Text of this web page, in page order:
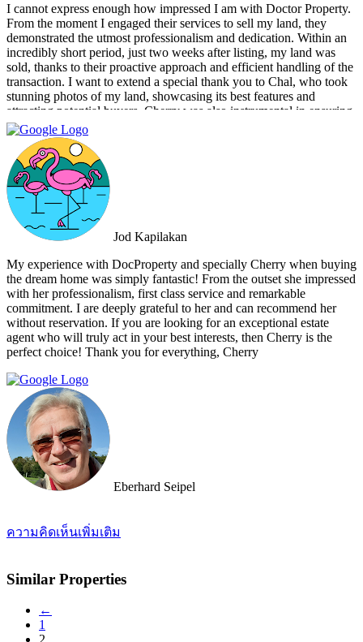
I cannot express enough how impressed I am with Doctor Property.
From the moment I engaged their services to sell my land, they
demonstrated the utmost professionalism and dedication. Within an
incredibly short period, just two weeks after listing, my land was
sold, thanks to their proactive approach and efficient handling of the
transaction. I want to extend a special thank you to Chal, who took
stunning photos of my land, showcasing its best features and
attracting potential buyers. Cherry was also instrumental in ensuring
that the deal went through smoothly, providing invaluable support
and guidance every step of the way. What sets Doctor Property Real
Estate apart is their commitment to honesty and transparency.
Throughout the entire process, I felt well-informed and confident in
their abilities. Their team's attention to detail and personalized
approach made the selling experience stress-free and enjoyable. I
highly recommend Doctor Property Real Estate to anyone looking
for a real estate agency that goes above and beyond to deliver
outstanding results. Their professionalism, expertise, and exceptional
service make them the perfect choice for all your real estate needs.
Jod Kapilakan
My experience with DocProperty and specially Cherry when buying
the dream home was simply fantastic! From the outset she impressed
with her professionalism, first class service and remarkable
commitment. I are deeply grateful to her and can recommend her
without reservation. If you are looking for an exceptional estate
agent who will truly act in your best interests, then Cherry is the
perfect choice! Thank you for everything, Cherry
Eberhard Seipel
ความคิดเห็นเพิ่มเติม
Similar Properties
←
1